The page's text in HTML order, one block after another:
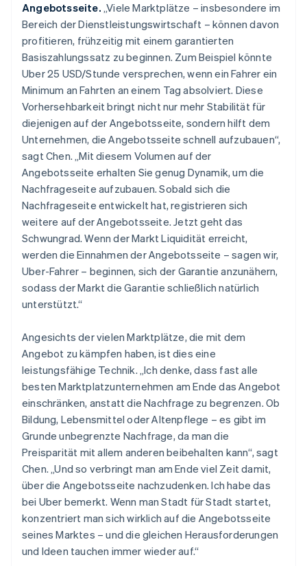
Angebotsseite. „Viele Marktplätze – insbesondere im
Bereich der Dienstleistungswirtschaft – können davon
profitieren, frühzeitig mit einem garantierten
Basiszahlungssatz zu beginnen. Zum Beispiel könnte
Uber 25 USD/Stunde versprechen, wenn ein Fahrer ein
Minimum an Fahrten an einem Tag absolviert. Diese
Vorhersehbarkeit bringt nicht nur mehr Stabilität für
diejenigen auf der Angebotsseite, sondern hilft dem
Unternehmen, die Angebotsseite schnell aufzubauen“,
sagt Chen. „Mit diesem Volumen auf der
Angebotsseite erhalten Sie genug Dynamik, um die
Nachfrageseite aufzubauen. Sobald sich die
Nachfrageseite entwickelt hat, registrieren sich
weitere auf der Angebotsseite. Jetzt geht das
Schwungrad. Wenn der Markt Liquidität erreicht,
werden die Einnahmen der Angebotsseite – sagen wir,
Uber-Fahrer – beginnen, sich der Garantie anzunähern,
sodass der Markt die Garantie schließlich natürlich
unterstützt.“
Angesichts der vielen Marktplätze, die mit dem
Angebot zu kämpfen haben, ist dies eine
leistungsfähige Technik. „Ich denke, dass fast alle
besten Marktplatzunternehmen am Ende das Angebot
einschränken, anstatt die Nachfrage zu begrenzen. Ob
Bildung, Lebensmittel oder Altenpflege – es gibt im
Grunde unbegrenzte Nachfrage, da man die
Preisparität mit allem anderen beibehalten kann“, sagt
Chen. „Und so verbringt man am Ende viel Zeit damit,
über die Angebotsseite nachzudenken. Ich habe das
bei Uber bemerkt. Wenn man Stadt für Stadt startet,
konzentriert man sich wirklich auf die Angebotsseite
seines Marktes – und die gleichen Herausforderungen
und Ideen tauchen immer wieder auf.“